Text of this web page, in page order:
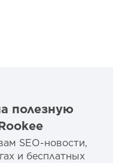
полезную
SEO-новости,
и бесплатных